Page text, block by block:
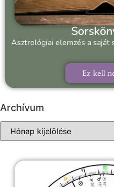
Asztrológiai elemzés a saját
Ez kell
Archívum